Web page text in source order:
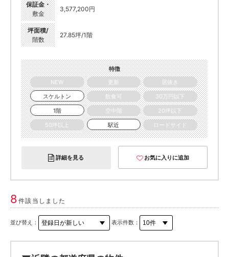
保証金・
敷金
3,577,200円
坪面積/
階数
27.85坪/1階
特徴
NEW
更新
居抜き
スケルトン
飲食可
30万円以下
1階
空中階
20坪以下
50坪以上
駅近 ロードサイド
詳細を見る お気に入りに追加
8件該当しました
並び替え： 表示件数：